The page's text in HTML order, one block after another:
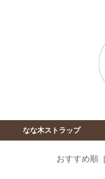
なな木ストラップ
おすすめ順 |